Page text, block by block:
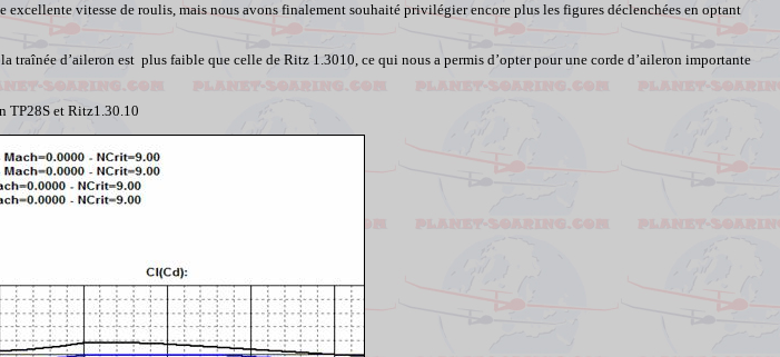
vitesse de roulis, mais nous avons finalement souhaité privilégier encore plus les figures déclenchées en optant
d’aileron est plus faible que celle de Ritz 1.3010, ce qui nous a permis d’opter pour une corde d’aileron importante
TP28S et Ritz1.30.10